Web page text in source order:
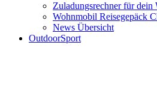
Zuladungsrechner für dein
Wohnmobil Reisegepäck
News Übersicht
OutdoorSport